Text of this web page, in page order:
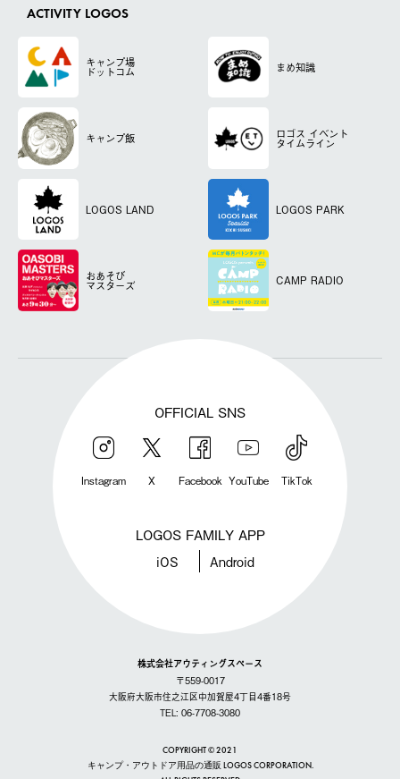
ACTIVITY LOGOS
キャンプ場
ドットコム まめ知識
キャンプ飯 ロゴス イベント
タイムライン
LOGOS LAND LOGOS PARK
おあそび
マスターズ CAMP RADIO
OFFICIAL SNS
Instagram X Facebook YouTube TikTok
LOGOS FAMILY APP
iOS Android
株式会社アウティングスペース
〒559-0017
大阪府大阪市住之江区中加賀屋4丁目4番18号
TEL: 06-7708-3080
COPYRIGHT © 2021
キャンプ・アウトドア用品の通販 LOGOS CORPORATION.